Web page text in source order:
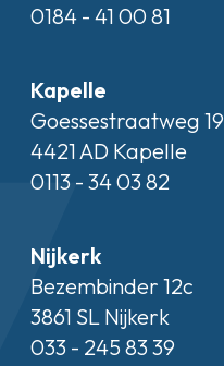
0184 - 41 00 81
Kapelle
Goessestraatweg 19
4421 AD Kapelle
0113 - 34 03 82
Nijkerk
Bezembinder 12c
3861 SL Nijkerk
033 - 245 83 39